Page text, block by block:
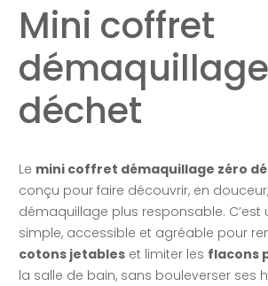
Mini coffret
déchet
Le mini coffret démaquillage zéro
conçu pour faire découvrir, en
démaquillage plus responsable. C’est
simple, accessible et agréable pour
cotons jetables et limiter les flacons
la salle de bain, sans bouleverser ses